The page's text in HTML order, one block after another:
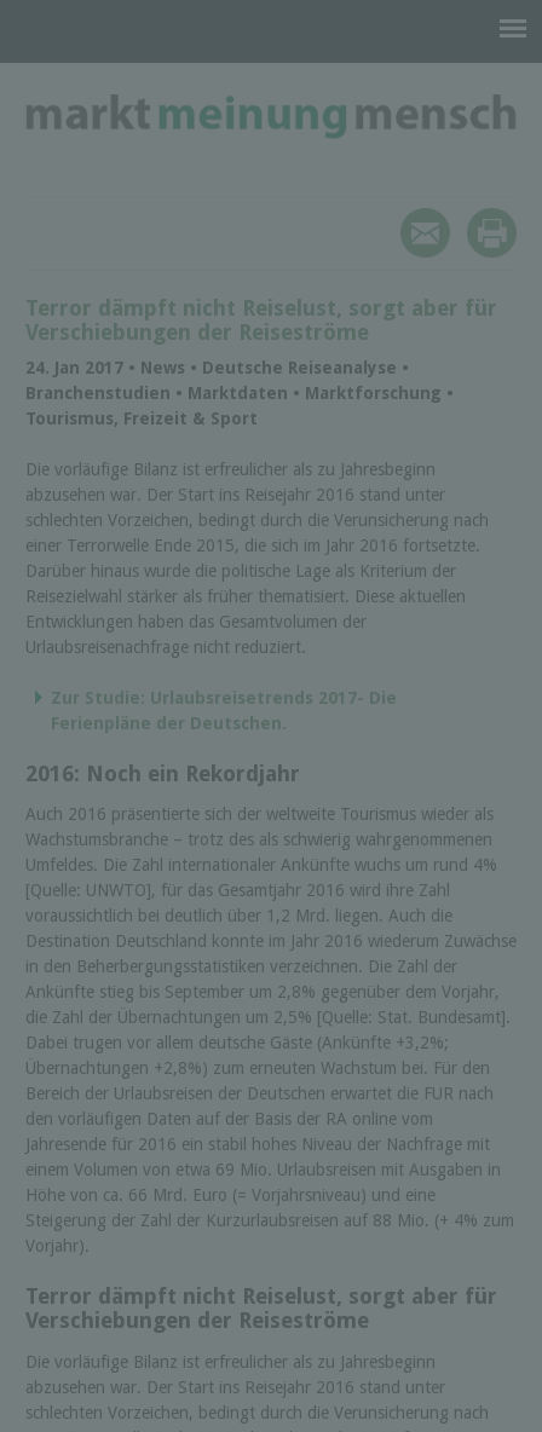
Terror dämpft nicht Reiselust, sorgt aber für
Verschiebungen der Reiseströme
24. Jan 2017 • News • Deutsche Reiseanalyse •
Branchenstudien • Marktdaten • Marktforschung •
Tourismus, Freizeit & Sport
Die vorläufige Bilanz ist erfreulicher als zu Jahresbeginn
abzusehen war. Der Start ins Reisejahr 2016 stand unter
schlechten Vorzeichen, bedingt durch die Verunsicherung nach
einer Terrorwelle Ende 2015, die sich im Jahr 2016 fortsetzte.
Darüber hinaus wurde die politische Lage als Kriterium der
Reisezielwahl stärker als früher thematisiert. Diese aktuellen
Entwicklungen haben das Gesamtvolumen der
Urlaubsreisenachfrage nicht reduziert.
Zur Studie: Urlaubsreisetrends 2017- Die
Ferienpläne der Deutschen.
2016: Noch ein Rekordjahr
Auch 2016 präsentierte sich der weltweite Tourismus wieder als
Wachstumsbranche – trotz des als schwierig wahrgenommenen
Umfeldes. Die Zahl internationaler Ankünfte wuchs um rund 4%
[Quelle: UNWTO], für das Gesamtjahr 2016 wird ihre Zahl
voraussichtlich bei deutlich über 1,2 Mrd. liegen. Auch die
Destination Deutschland konnte im Jahr 2016 wiederum Zuwächse
in den Beherbergungsstatistiken verzeichnen. Die Zahl der
Ankünfte stieg bis September um 2,8% gegenüber dem Vorjahr,
die Zahl der Übernachtungen um 2,5% [Quelle: Stat. Bundesamt].
Dabei trugen vor allem deutsche Gäste (Ankünfte +3,2%;
Übernachtungen +2,8%) zum erneuten Wachstum bei. Für den
Bereich der Urlaubsreisen der Deutschen erwartet die FUR nach
den vorläufigen Daten auf der Basis der RA online vom
Jahresende für 2016 ein stabil hohes Niveau der Nachfrage mit
einem Volumen von etwa 69 Mio. Urlaubsreisen mit Ausgaben in
Höhe von ca. 66 Mrd. Euro (= Vorjahrsniveau) und eine
Steigerung der Zahl der Kurzurlaubsreisen auf 88 Mio. (+ 4% zum
Vorjahr).
Terror dämpft nicht Reiselust, sorgt aber für
Verschiebungen der Reiseströme
Die vorläufige Bilanz ist erfreulicher als zu Jahresbeginn
abzusehen war. Der Start ins Reisejahr 2016 stand unter
schlechten Vorzeichen, bedingt durch die Verunsicherung nach